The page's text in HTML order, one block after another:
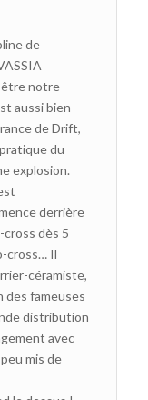
de
notre
aussi bien
de Drift,
du
explosion.
derrière
dès 5
cross… Il
céramiste,
des fameuses
distribution
avec
mis de